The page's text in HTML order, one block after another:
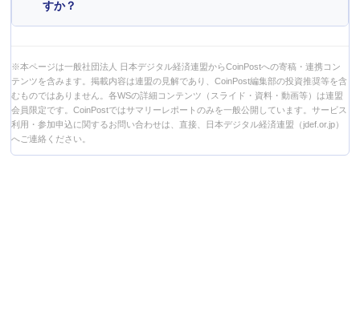
すか？
※本ページは一般社団法人 日本デジタル経済連盟からCoinPostへの寄稿・連携コン
テンツを含みます。掲載内容は連盟の見解であり、CoinPost編集部の投資推奨等を含
むものではありません。各WSの詳細コンテンツ（スライド・資料・動画等）は連盟
会員限定です。CoinPostではサマリーレポートのみを一般公開しています。サービス
利用・参加申込に関するお問い合わせは、直接、日本デジタル経済連盟（jdef.or.jp）
へご連絡ください。